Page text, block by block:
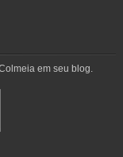
em seu blog.